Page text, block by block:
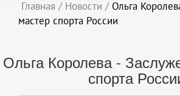
Главная / Новости / Ольга
мастер спорта России
Ольга Королева -
спорта